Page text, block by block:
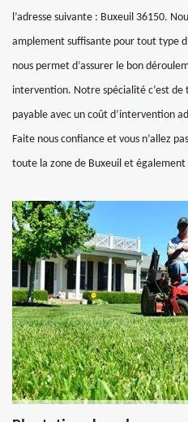
l’adresse suivante : Buxeuil 36150.
amplement suffisante pour tout type
nous permet d’assurer le bon
intervention. Notre spécialité c’est de
payable avec un coût d’intervention
Faite nous confiance et vous n’allez
toute la zone de Buxeuil et également